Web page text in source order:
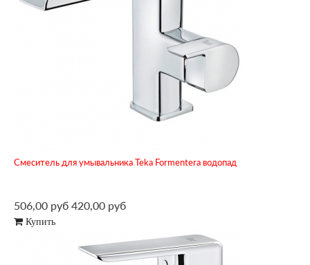
Смеситель для умывальника Teka Formentera водопад
506,00 руб 420,00 руб
Купить